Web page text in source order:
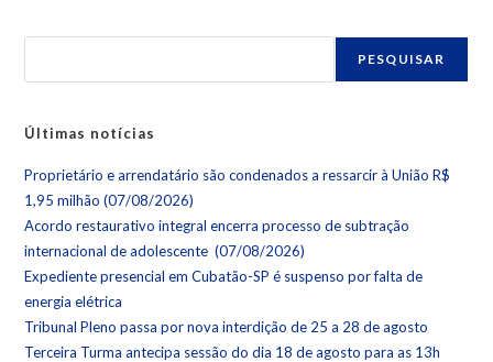
PESQUISAR
Últimas notícias
Proprietário e arrendatário são condenados a ressarcir à União R$
1,95 milhão (07/08/2026)
Acordo restaurativo integral encerra processo de subtração
internacional de adolescente (07/08/2026)
Expediente presencial em Cubatão-SP é suspenso por falta de
energia elétrica
Tribunal Pleno passa por nova interdição de 25 a 28 de agosto
Terceira Turma antecipa sessão do dia 18 de agosto para as 13h